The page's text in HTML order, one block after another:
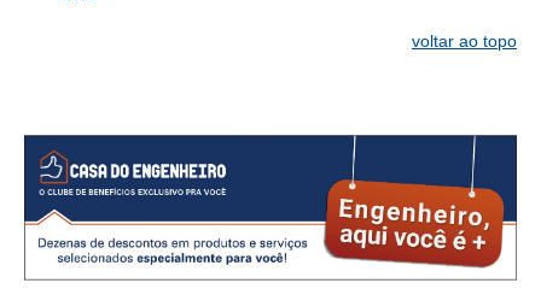
voltar ao topo